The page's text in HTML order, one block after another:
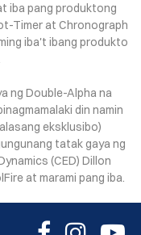
iba pang produktong
Timer at Chronograph
iba't ibang produkto
ng Double-Alpha na
din namin
eksklusibo)
tatak gaya ng
(CED) Dillon
at marami pang iba.